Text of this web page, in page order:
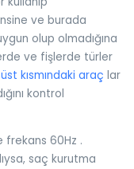
ve burada
olup olmadığına
ve fişlerde türler
kısmındaki araç lar
kontrol
frekans 60Hz .
saç kurutma